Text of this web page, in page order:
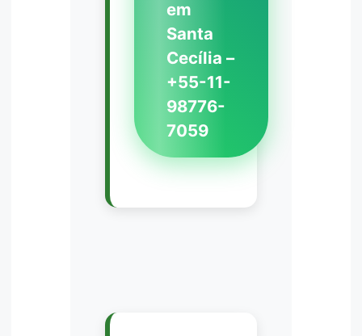
em
Santa
Cecília –
+55-11-
98776-
7059